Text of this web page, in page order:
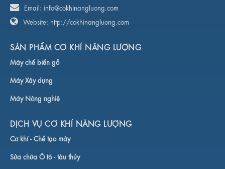
Email: info@cokhinangluong.com
Website: http://cokhinangluong.com
SẢN PHẨM CƠ KHÍ NĂNG LƯỢNG
Máy chế biến gỗ
Máy Xây dựng
Máy Nông nghiệ
DỊCH VỤ CƠ KHÍ NĂNG LƯỢNG
Cơ khí -Chế tạo máy
Sửa chữa Ô tô - tàu thủy